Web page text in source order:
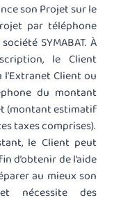
son Projet sur le
par téléphone
SYMABAT. À
le Client
l’Extranet Client ou
du montant
(montant estimatif
taxes comprises).
le Client peut
d’obtenir de l’aide
au mieux son
nécessite des